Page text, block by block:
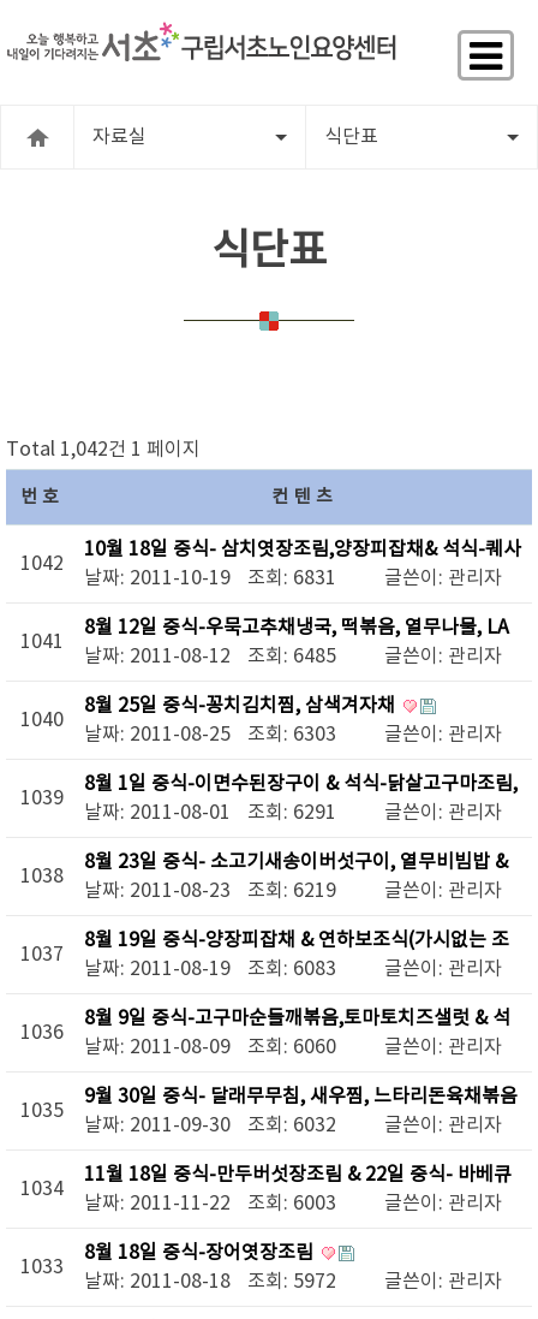
자료실 식단표
식단표
Total 1,042건 1 페이지
번호 컨텐츠
1042
10월 18일 중식- 삼치엿장조림,양장피잡채& 석식-퀘사
딜라, 꼬막무침
날짜: 2011-10-19 조회: 6831 글쓴이: 관리자
1041
8월 12일 중식-우묵고추채냉국, 떡볶음, 열무나물, LA
갈비구이 & 8/12아침-밑반찬(멸치잣볶음)
날짜: 2011-08-12 조회: 6485 글쓴이: 관리자
1040
8월 25일 중식-꽁치김치찜, 삼색겨자채
날짜: 2011-08-25
조회: 6303 글쓴이: 관리자
1039
8월 1일 중식-이면수된장구이 & 석식-닭살고구마조림,
삼색겨자채, 비름나물
날짜: 2011-08-01 조회: 6291 글쓴이: 관리자
1038
8월 23일 중식- 소고기새송이버섯구이, 열무비빔밥 &
석식-골뱅이야채무침, 새우브로콜리초회, 섭산적구이
날짜: 2011-08-23 조회: 6219 글쓴이: 관리자
1037
8월 19일 중식-양장피잡채 & 연하보조식(가시없는 조
기구이)
날짜: 2011-08-19 조회: 6083 글쓴이: 관리자
1036
8월 9일 중식-고구마순들깨볶음,토마토치즈샐럿 & 석
식-닭살밤조림,조기구이
날짜: 2011-08-09 조회: 6060 글쓴이: 관리자
1035
9월 30일 중식- 달래무무침, 새우찜, 느타리돈육채볶음
; 연하(치아)보조식 & 석식-더덕구이
날짜: 2011-09-30 조회: 6032 글쓴이: 관리자
1034
11월 18일 중식-만두버섯장조림 & 22일 중식- 바베큐
족발, 감자조림, 솎음배추나물
날짜: 2011-11-22 조회: 6003 글쓴이: 관리자
1033
8월 18일 중식-장어엿장조림
날짜: 2011-08-18
조회: 5972 글쓴이: 관리자